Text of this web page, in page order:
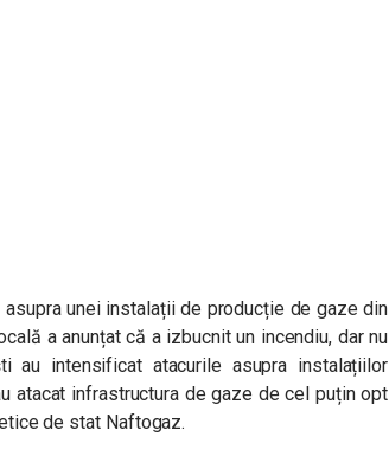
unei instalații de producție de gaze din
a anunțat că a izbucnit un incendiu, dar nu
au intensificat atacurile asupra instalațiilor
atacat infrastructura de gaze de cel puțin opt
de stat Naftogaz.